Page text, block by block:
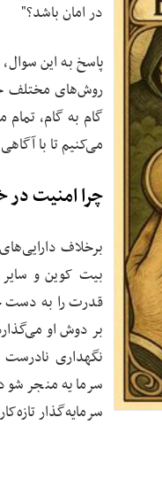
در امان باشد؟"
پاسخ به این
روش‌های مختلف
گام به گام،
می‌کنیم تا با
چرا امنیت
برخلاف
بیت کوین و
قدرت را به دست
بر دوش او
نگهداری
سرمایه منجر
سرمایه‌گذار